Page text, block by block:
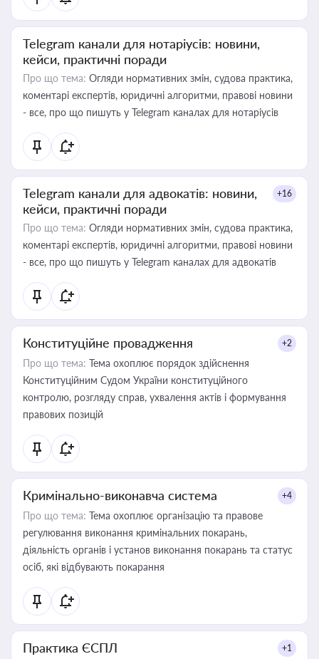
Telegram канали для нотаріусів: новини,
кейси, практичні поради
Про що тема: Огляди нормативних змін, судова практика,
коментарі експертів, юридичні алгоритми, правові новини
- все, про що пишуть у Telegram каналах для нотаріусів
Telegram канали для адвокатів: новини,
кейси, практичні поради
+16
Про що тема: Огляди нормативних змін, судова практика,
коментарі експертів, юридичні алгоритми, правові новини
- все, про що пишуть у Telegram каналах для адвокатів
Конституційне провадження +2
Про що тема: Тема охоплює порядок здійснення
Конституційним Судом України конституційного
контролю, розгляду справ, ухвалення актів і формування
правових позицій
Кримінально-виконавча система +4
Про що тема: Тема охоплює організацію та правове
регулювання виконання кримінальних покарань,
діяльність органів і установ виконання покарань та статус
осіб, які відбувають покарання
Практика ЄСПЛ +1